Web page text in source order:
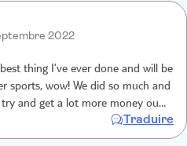
2022
thing I’ve ever done and will be
sports, wow! We did so much and
and get a lot more money out
£20 for each set, you can
Traduire